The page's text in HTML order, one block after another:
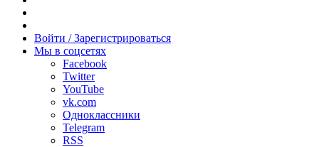
радио
Войти / Зарегистрироваться
Мы в соцсетях
Facebook
Twitter
YouTube
vk.com
Одноклассники
Telegram
RSS